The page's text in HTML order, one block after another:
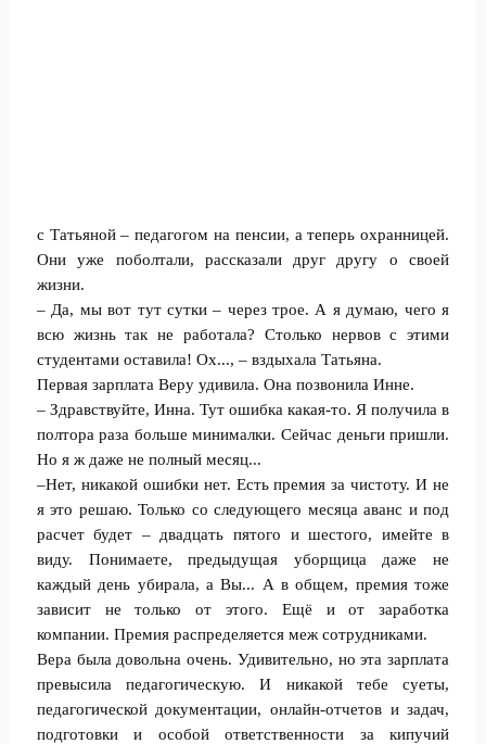
с Татьяной – педагогом на пенсии, а теперь охранницей.
Они уже поболтали, рассказали друг другу о своей
жизни.
– Да, мы вот тут сутки – через трое. А я думаю, чего я
всю жизнь так не работала? Столько нервов с этими
студентами оставила! Ох..., – вздыхала Татьяна.
Первая зарплата Веру удивила. Она позвонила Инне.
– Здравствуйте, Инна. Тут ошибка какая-то. Я получила в
полтора раза больше минималки. Сейчас деньги пришли.
Но я ж даже не полный месяц...
–Нет, никакой ошибки нет. Есть премия за чистоту. И не
я это решаю. Только со следующего месяца аванс и под
расчет будет – двадцать пятого и шестого, имейте в
виду. Понимаете, предыдущая уборщица даже не
каждый день убирала, а Вы... А в общем, премия тоже
зависит не только от этого. Ещё и от заработка
компании. Премия распределяется меж сотрудниками.
Вера была довольна очень. Удивительно, но эта зарплата
превысила педагогическую. И никакой тебе суеты,
педагогической документации, онлайн-отчетов и задач,
подготовки и особой ответственности за кипучий